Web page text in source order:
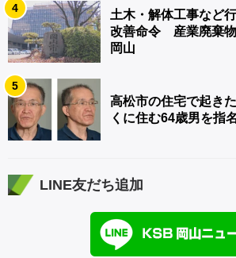
4
土木・解体工事など
改善命令 産業廃棄
岡山
5
高松市の住宅で起き
くに住む64歳男を指
LINE友だち追加